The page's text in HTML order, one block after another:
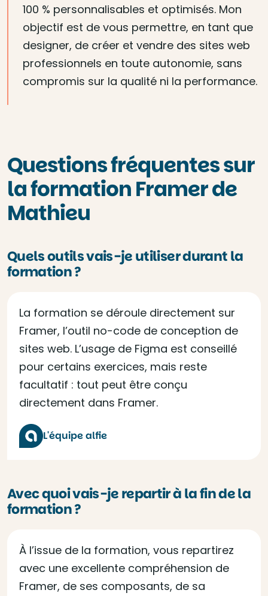
100 % personnalisables et optimisés. Mon
objectif est de vous permettre, en tant que
designer, de créer et vendre des sites web
professionnels en toute autonomie, sans
compromis sur la qualité ni la performance.
Questions fréquentes sur
la formation Framer de
Mathieu
Quels outils vais-je utiliser durant la
formation ?
La formation se déroule directement sur
Framer, l’outil no-code de conception de
sites web. L’usage de Figma est conseillé
pour certains exercices, mais reste
facultatif : tout peut être conçu
directement dans Framer.
L'équipe alfie
Avec quoi vais-je repartir à la fin de la
formation ?
À l’issue de la formation, vous repartirez
avec une excellente compréhension de
Framer, de ses composants, de sa